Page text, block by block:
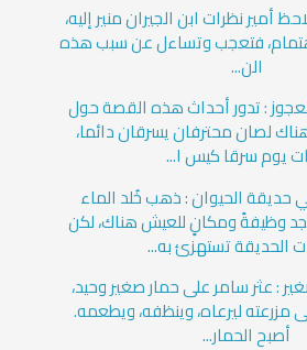
أمير نظرات ابن الجيران منير إليه،
فتعجب وتساءل عن سبب هذه
الن...
: تدور أحداث هذه القصة حول
لصان محترفان يسرقان دائما،
يوم سرقا كيس ا...
الحيوان : ذهب خُلد الماء
وظيفةً ومكانٍ للعيش هناك، لكن
الحديقة تستهزئ به...
: عثر سامر على حمار صغير وحيد،
مزرعته ليرعاه، وينظفه، ويطعمه.
أصبح الحمار...